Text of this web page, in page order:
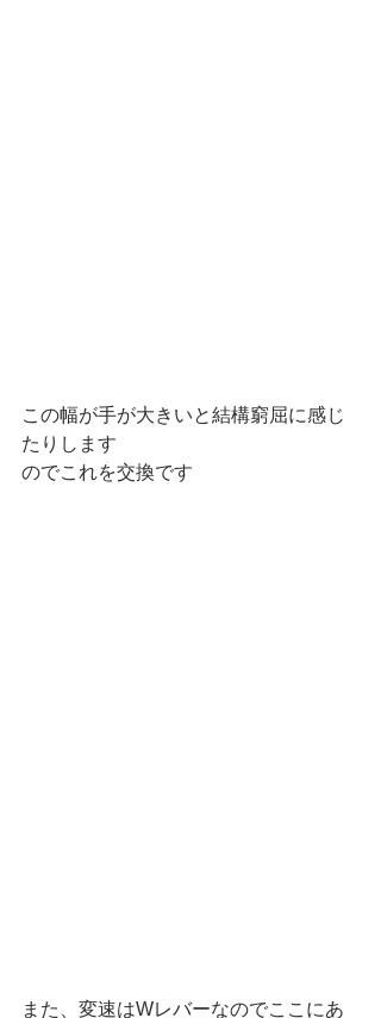
この幅が手が大きいと結構窮屈に感じ
たりします
のでこれを交換です
また、変速はWレバーなのでここにあ